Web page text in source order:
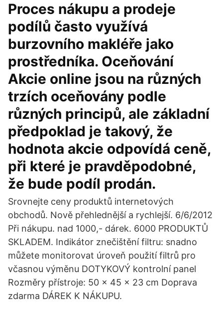
Proces nákupu a prodeje
podílů často využívá
burzovního makléře jako
prostředníka. Oceňování
Akcie online jsou na různých
trzích oceňovány podle
různých principů, ale základní
předpoklad je takový, že
hodnota akcie odpovídá ceně,
při které je pravděpodobné,
že bude podíl prodán.
Srovnejte ceny produktů internetových
obchodů. Nově přehlednější a rychlejší. 6/6/2012
Při nákupu. nad 1000,- dárek. 6000 PRODUKTŮ
SKLADEM. Indikátor znečištění filtru: snadno
můžete monitorovat úroveň použití filtrů pro
včasnou výměnu DOTYKOVÝ kontrolní panel
Rozměry přístroje: 50 x 45 x 23 cm Doprava
zdarma DÁREK K NÁKUPU.